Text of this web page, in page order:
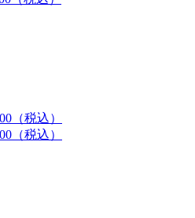
（税込）
（税込）